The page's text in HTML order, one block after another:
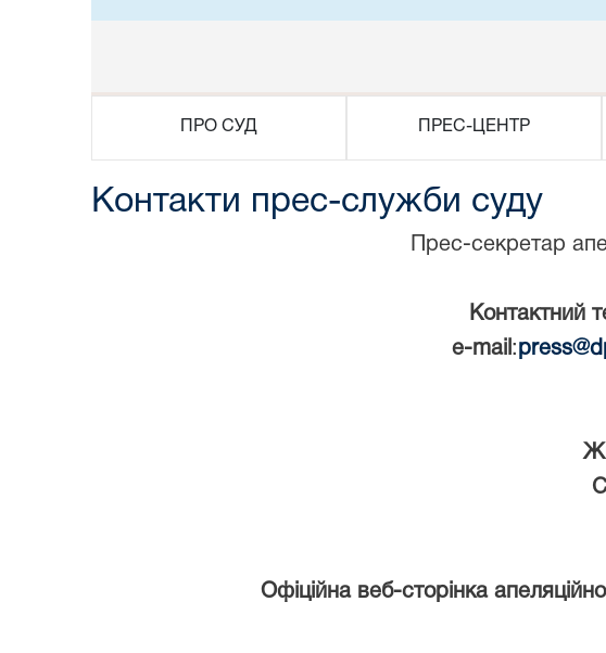
ПРО СУД ПРЕС-ЦЕНТР
Контакти прес-служби суду
Прес-секретар
Контактний
e-mail :
Офіційна веб-сторінка